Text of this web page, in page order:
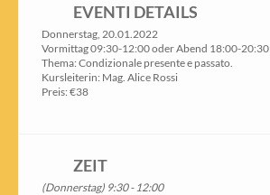
EVENTI DETAILS
Donnerstag, 20.01.2022
Vormittag 09:30-12:00 oder Abend 18:00-20:30
Thema: Condizionale presente e passato.
Kursleiterin: Mag. Alice Rossi
Preis: €38
ZEIT
(Donnerstag) 9:30 - 12:00